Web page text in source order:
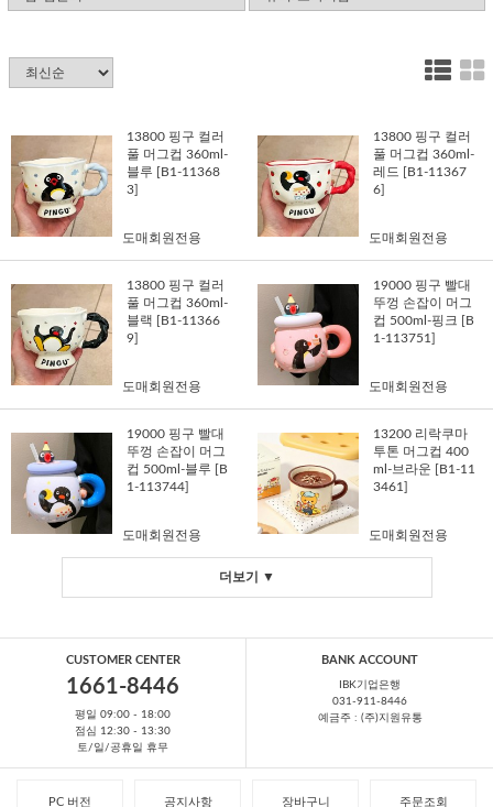
13800 핑구 컬러
풀 머그컵 360ml-
블루 [B1-11368
3]
도매회원전용
13800 핑구 컬러
풀 머그컵 360ml-
레드 [B1-11367
6]
도매회원전용
13800 핑구 컬러
풀 머그컵 360ml-
블랙 [B1-11366
9]
도매회원전용
19000 핑구 빨대
뚜껑 손잡이 머그
컵 500ml-핑크 [B
1-113751]
도매회원전용
19000 핑구 빨대
뚜껑 손잡이 머그
컵 500ml-블루 [B
1-113744]
도매회원전용
13200 리락쿠마
투톤 머그컵 400
ml-브라운 [B1-11
3461]
도매회원전용
더보기 ▼
CUSTOMER CENTER
1661-8446
평일 09:00 - 18:00
점심 12:30 - 13:30
토/일/공휴일 휴무
BANK ACCOUNT
IBK기업은행
031-911-8446
예금주 : (주)지원유통
PC 버전 공지사항 장바구니 주문조회